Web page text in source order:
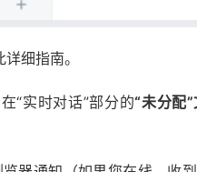
细指南。
“实时对话”部分的“未分配